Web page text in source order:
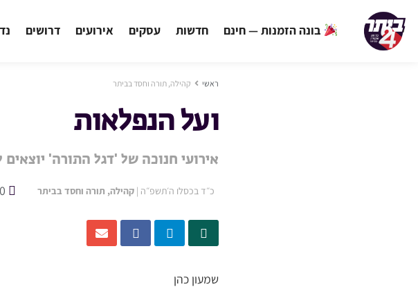
בונה הזמנות — חינם חדשות עסקים אירועים דרושים
ראשי קהילה, תורה וחסד בביתר
ועל הנפלאות
אירועי חנוכה של 'דגל התורה'
כ״ד בכסלו ה׳תשפ״ה | קהילה, תורה וחסד בביתר 0
שמעון כהן